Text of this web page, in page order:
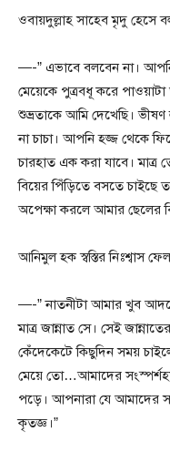
ওবায়দুল্লাহ সাহেব মৃদু হেসে
—-” এভাবে বলবেন না।
মেয়েকে পুত্রবধূ করে
শুভ্রতাকে আমি দেখেছি। ভীষণ
না চাচা। আপনি হজ্জ থেকে
চারহাত এক করা যাবে। মাত্র
বিয়ের পিঁড়িতে বসতে চাইছে
অপেক্ষা করলে আমার ছেলের
আনিমুল হক স্বস্তির নিঃশ্বাস
—-” নাতনীটা আমার খুব
মাত্র জান্নাত সে। সেই
কেঁদেকেটে কিছুদিন সময়
মেয়ে তো…আমাদের
পড়ে। আপনারা যে আমাদের
কৃতজ্ঞ।”